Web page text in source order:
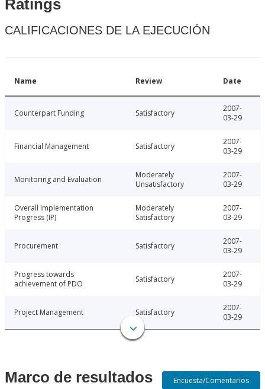
Ratings
CALIFICACIONES DE LA EJECUCIÓN
Name Review Date
Counterpart Funding Satisfactory
2007-
03-29
Financial Management Satisfactory
2007-
03-29
Monitoring and Evaluation
Moderately
Unsatisfactory
2007-
03-29
Overall Implementation
Progress (IP)
Moderately
Satisfactory
2007-
03-29
Procurement Satisfactory
2007-
03-29
Progress towards
achievement of PDO
Satisfactory
2007-
03-29
Project Management Satisfactory
2007-
03-29
Marco de resultados Encuesta/Comentarios